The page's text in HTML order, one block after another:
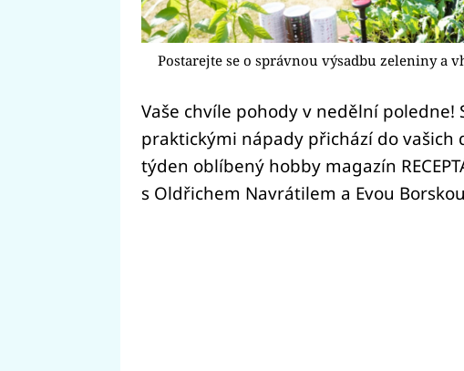
Postarejte se o správnou výsadbu zeleniny a
Vaše chvíle pohody v nedělní poledne!
praktickými nápady přichází do vašich
týden oblíbený hobby magazín
s Oldřichem Navrátilem a Evou